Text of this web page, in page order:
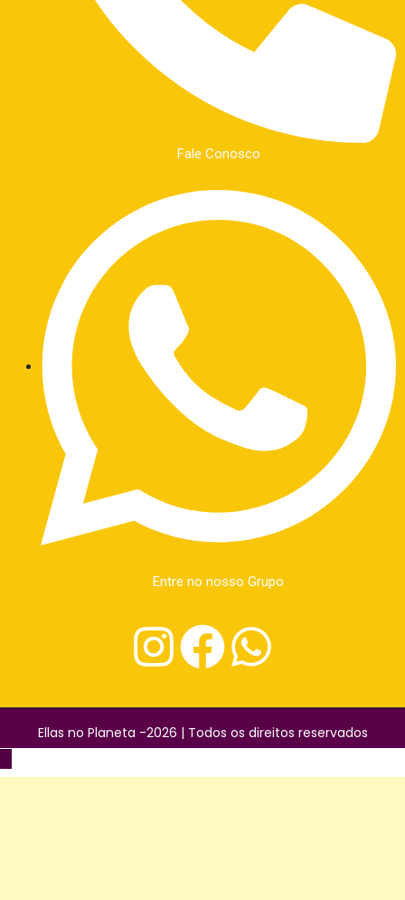
Fale Conosco
Entre no nosso Grupo
Ellas no Planeta -2026 | Todos os direitos reservados